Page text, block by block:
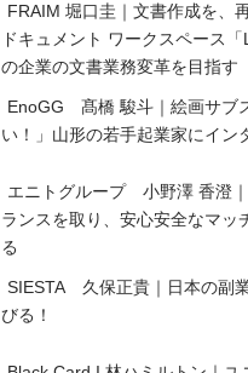
FRAIM 堀口圭｜文書作成を、
ドキュメント ワークスペース
の企業の文書業務変革を目指す
EnoGG 髙橋 駿斗｜絵画サブ
い！」山形の若手起業家にイン
エニトグループ 小野澤 香澄
ランスを取り、安心安全なマッ
る
SIESTA 久保正貴｜日本の副
びる！